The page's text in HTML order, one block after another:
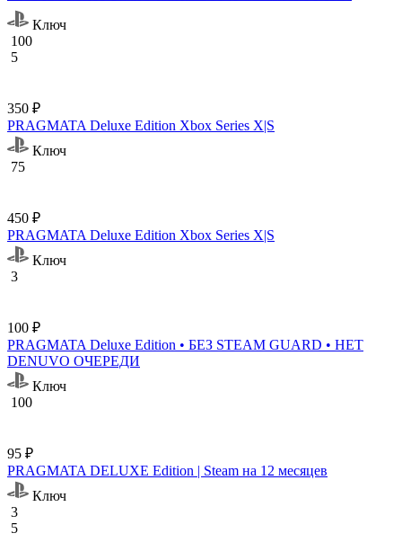
Ключ
100
5
350 ₽
PRAGMATA Deluxe Edition Xbox Series X|S
Ключ
75
450 ₽
PRAGMATA Deluxe Edition Xbox Series X|S
Ключ
3
100 ₽
PRAGMATA Deluxe Edition • БЕЗ STEAM GUARD • НЕТ
DENUVO ОЧЕРЕДИ
Ключ
100
95 ₽
PRAGMATA DELUXE Edition | Steam на 12 месяцев
Ключ
3
5